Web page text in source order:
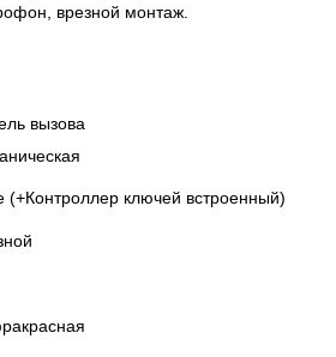
врезной монтаж.
вызова
(+Контроллер ключей встроенный)